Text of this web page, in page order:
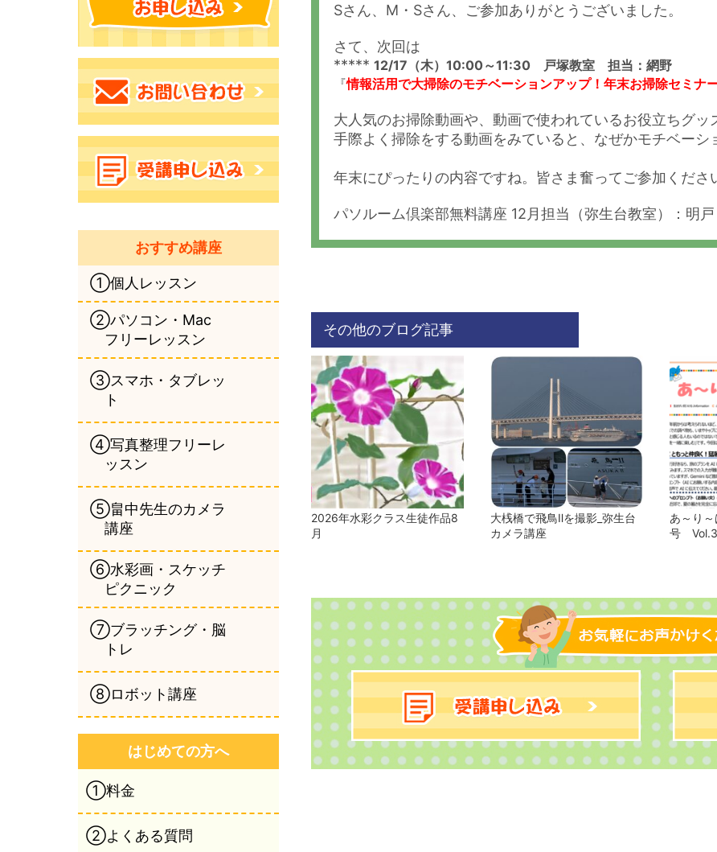
Sさん、M・Sさん、ご参加ありがとうございました。
さて、次回は
***** 12/17（木）10:00～11:30 戸塚教室 担当：網野
『情報活用で大掃除のモチベーションアップ！ 年末お掃除セミナ
大人気のお掃除動画や、動画で使われているお役立ちグッ
手際よく掃除をする動画をみていると、なぜかモチベーシ
年末にぴったりの内容ですね。皆さま奮ってご参加くださ
パソルーム倶楽部無料講座 12月担当（弥生台教室）：明戸
その他のブログ記事
2026年水彩クラス生徒作品8
月
大桟橋で飛鳥Ⅱを撮影_弥生台
カメラ講座
あ～り
号
おすすめ講座
①個人レッスン
②パソコン・Mac
フリーレッスン
③スマホ・タブレッ
ト
④写真整理フリーレ
ッスン
⑤畠中先生のカメラ
講座
⑥水彩画・スケッチ
ピクニック
⑦ブラッチング・脳
トレ
⑧ロボット講座
はじめての方へ
①料金
②よくある質問